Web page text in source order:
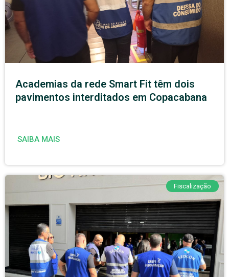
Academias da rede Smart Fit têm dois
pavimentos interditados em Copacabana
SAIBA MAIS
Fiscalização